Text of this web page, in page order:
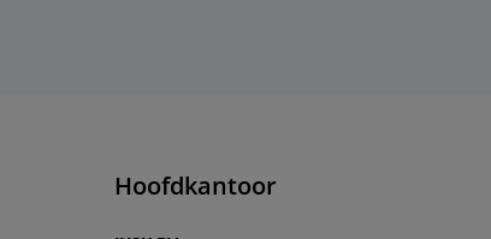
Hoofdkantoor